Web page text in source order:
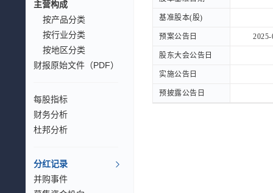
主营构成
按产品分类
按行业分类
按地区分类
财报原始文件（PDF）
每股指标
财务分析
杜邦分析
分红记录
并购事件
基准股本(股)
预案公告日
股东大会公告日
实施公告日
预披露公告日
基准股本(股)
预案公告日
股东大会公告日
实施公告日
预披露公告日